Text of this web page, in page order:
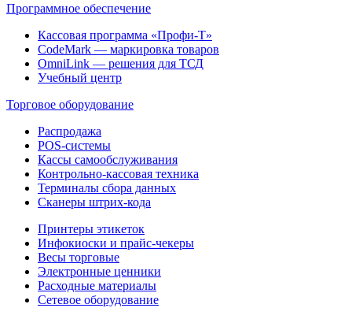
Программное обеспечение
Кассовая программа «Профи-Т»
CodeMark — маркировка товаров
OmniLink — решения для ТСД
Учебный центр
Торговое оборудование
Распродажа
POS-системы
Кассы самообслуживания
Контрольно-кассовая техника
Терминалы сбора данных
Сканеры штрих-кода
Принтеры этикеток
Инфокиоски и прайс-чекеры
Весы торговые
Электронные ценники
Расходные материалы
Сетевое оборудование